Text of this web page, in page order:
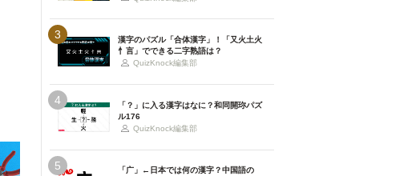
3
漢字のパズル「合体漢字」！「又火土火
忄言」でできる二字熟語は？
QuizKnock編集部
4
「？」に入る漢字はなに？和同開珎パズ
ル176
QuizKnock編集部
5
「广」←日本では何の漢字？中国語の